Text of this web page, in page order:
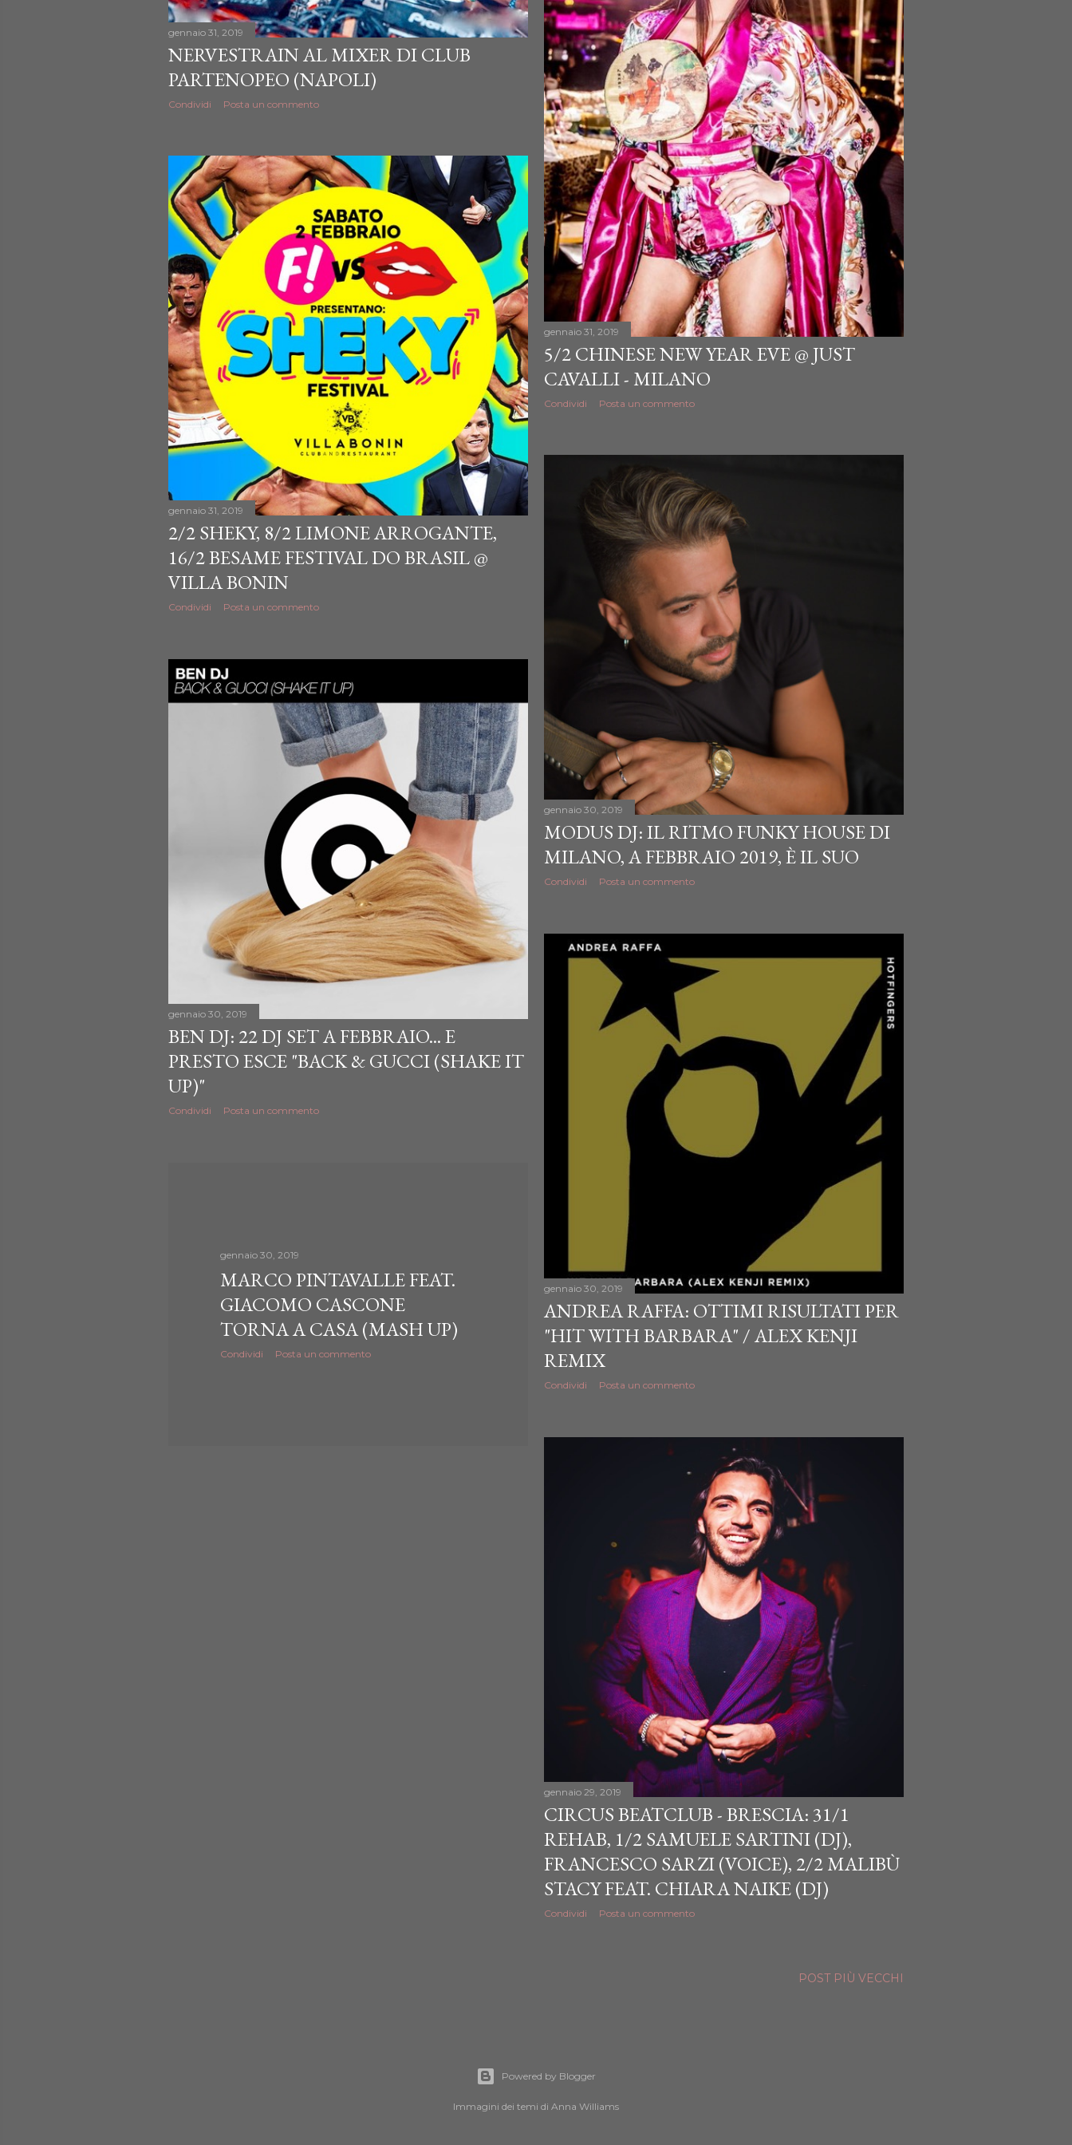
gennaio 31, 2019
NERVESTRAIN AL MIXER DI CLUB
PARTENOPEO (NAPOLI)
Condividi Posta un commento
gennaio 31, 2019
5/2 CHINESE NEW YEAR EVE @ JUST
CAVALLI - MILANO
Condividi Posta un commento
gennaio 31, 2019
2/2 SHEKY, 8/2 LIMONE ARROGANTE,
16/2 BESAME FESTIVAL DO BRASIL @
VILLA BONIN
Condividi Posta un commento
gennaio 30, 2019
MODUS DJ: IL RITMO FUNKY HOUSE DI
MILANO, A FEBBRAIO 2019, È IL SUO
Condividi Posta un commento
gennaio 30, 2019
BEN DJ: 22 DJ SET A FEBBRAIO... E
PRESTO ESCE "BACK & GUCCI (SHAKE IT
UP)"
Condividi Posta un commento
gennaio 30, 2019
ANDREA RAFFA: OTTIMI RISULTATI PER
"HIT WITH BARBARA" / ALEX KENJI
REMIX
Condividi Posta un commento
gennaio 30, 2019
MARCO PINTAVALLE FEAT.
GIACOMO CASCONE
TORNA A CASA (MASH UP)
Condividi Posta un commento
gennaio 29, 2019
CIRCUS BEATCLUB - BRESCIA: 31/1
REHAB, 1/2 SAMUELE SARTINI (DJ),
FRANCESCO SARZI (VOICE), 2/2 MALIBÙ
STACY FEAT. CHIARA NAIKE (DJ)
Condividi Posta un commento
POST PIÙ VECCHI
Powered by Blogger
Immagini dei temi di Anna Williams